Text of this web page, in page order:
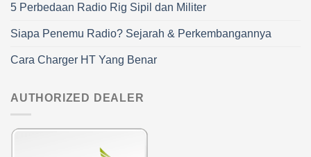
5 Perbedaan Radio Rig Sipil dan Militer
Siapa Penemu Radio? Sejarah & Perkembangannya
Cara Charger HT Yang Benar
AUTHORIZED DEALER